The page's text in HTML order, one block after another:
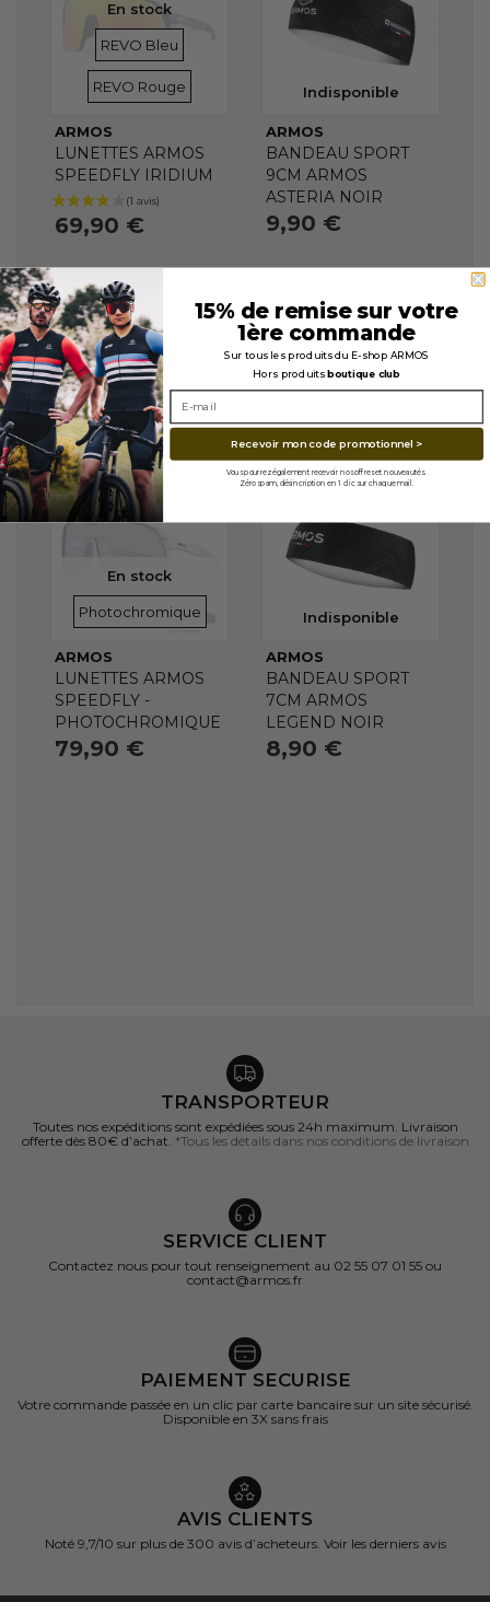
En stock
VERRES
REVO Bleu
VERRES
REVO Rouge
ARMOS
LUNETTES ARMOS
SPEEDFLY IRIDIUM
69,90 €
Indisponible
ARMOS
BANDEAU SPORT
9CM ARMOS
ASTERIA NOIR
9,90 €
En stock
VERRES
Photochromique
ARMOS
LUNETTES ARMOS
SPEEDFLY -
PHOTOCHROMIQUE
79,90 €
Indisponible
ARMOS
BANDEAU SPORT
7CM ARMOS
LEGEND NOIR
8,90 €
TRANSPORTEUR
Toutes nos expéditions sont expédiées sous 24h maximum. Livraison
offerte dès 80€ d’achat. *Tous les détails dans nos conditions de livraison
SERVICE CLIENT
Contactez nous pour tout renseignement au 02 55 07 01 55 ou
contact@armos.fr
PAIEMENT SECURISE
Votre commande passée en un clic par carte bancaire sur un site sécurisé.
Disponible en 3X sans frais
AVIS CLIENTS
Noté 9,7/10 sur plus de 300 avis d’acheteurs. Voir les derniers avis
15% de remise sur votre
1ère commande
Sur tous les produits du E-shop ARMOS
Hors produitsboutique club
Recevoir mon code promotionnel >
Vous pourrez également recevoir nos offres et nouveautés.
Zéro spam, désincription en 1 clic sur chaque mail.